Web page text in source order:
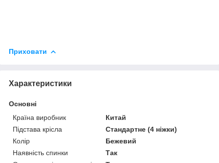
Приховати
Характеристики
Основні
Країна виробник
Китай
Підстава крісла
Стандартне (4 ніжки)
Колір
Бежевий
Наявність спинки
Так